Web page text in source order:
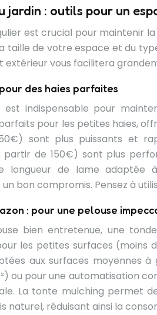
jardin : outils pour un
est crucial pour maintenir
taille de votre espace et du
extérieur vous facilitera
des haies parfaites
est indispensable pour
pour les petites haies,
sont plus puissants et
partir de 150€) sont plus
longueur de lame
bon compromis. Pensez à
: pour une pelouse
bien entretenue, une
les petites surfaces (moins
aux surfaces moyennes à
ou pour une automatisation
La tonte mulching permet
naturel, réduisant ainsi la